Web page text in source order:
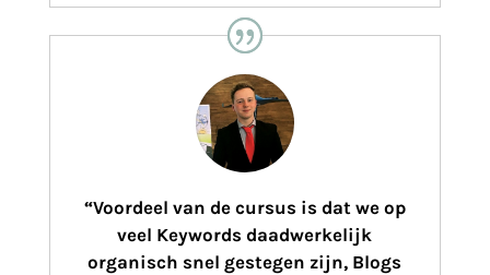
“Voordeel van de cursus is dat we op
veel Keywords daadwerkelijk
organisch snel gestegen zijn, Blogs